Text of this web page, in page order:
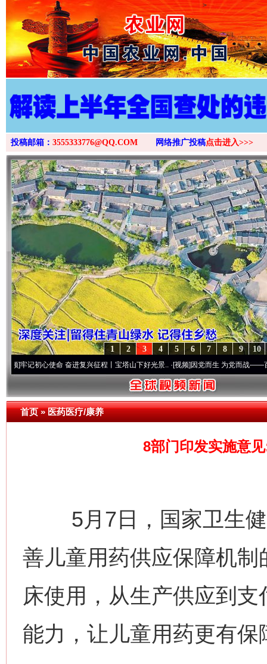
>
投稿邮箱： 3555333776@QQ.COM 网络推广投稿点击进入>>>
10
9
8
7
6
5
4
3
2
1
心使命 奋进复兴征程丨宝塔山下好光景..·[视频]因党而生 为党而战——百年“纪”事
首页»医药医疗/康养
8部门印发实施意
5月7日，国家卫生健
善儿童用药供应保障机
床使用，从生产供应到
能力，让儿童用药更有保